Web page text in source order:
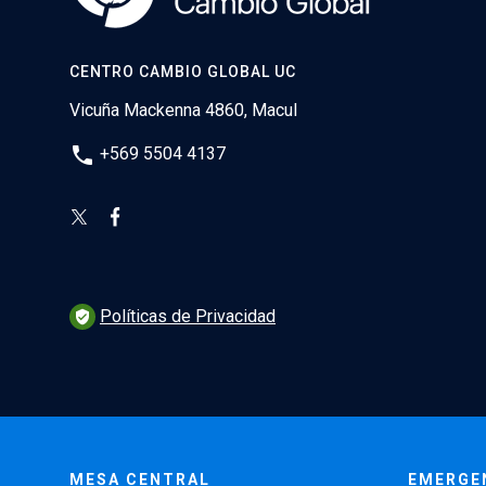
CENTRO CAMBIO GLOBAL UC
Vicuña Mackenna 4860, Macul
phone +569 5504 4137
verified_user Políticas de Privacidad
MESA CENTRAL